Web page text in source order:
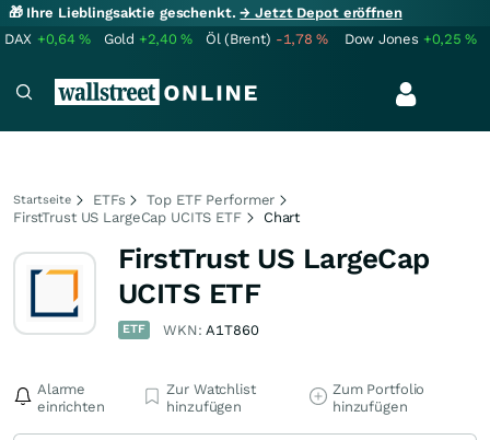
🎁 Ihre Lieblingsaktie geschenkt.→ Jetzt Depot eröffnen
DAX +0,64% Gold +2,40% Öl (Brent) -1,78% Dow Jones +0,25%
Startseite ETFs
Top ETF Performer
FirstTrust US LargeCap UCITS ETF
Chart
FirstTrust US LargeCap
UCITS ETF
ETF WKN:A1T860
Alarme
einrichten
Zur Watchlist
hinzufügen
Zum Portfolio
hinzufügen